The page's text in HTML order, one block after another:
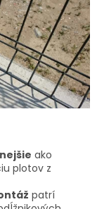
ako
plotov z
patrí